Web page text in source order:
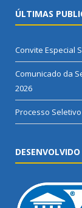
ÚLTIMAS
Convite Especial
Comunicado da
2026
Processo Seletivo